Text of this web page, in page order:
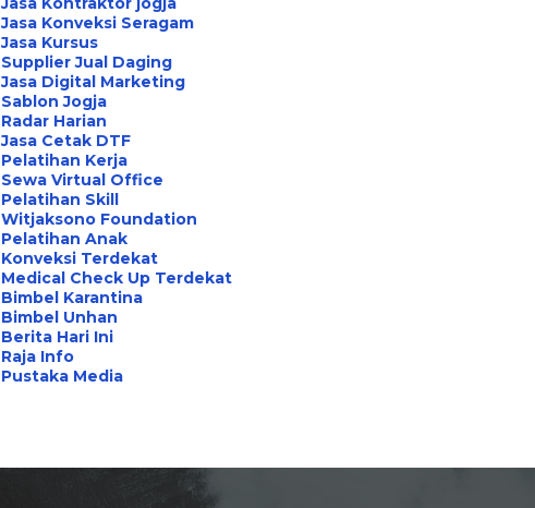
Jasa Konveksi Seragam
Jasa Kursus
Supplier Jual Daging
Jasa Digital Marketing
Sablon Jogja
Radar Harian
Jasa Cetak DTF
Pelatihan Kerja
Sewa Virtual Office
Pelatihan Skill
Witjaksono Foundation
Pelatihan Anak
Konveksi Terdekat
Medical Check Up Terdekat
Bimbel Karantina
Bimbel Unhan
Berita Hari Ini
Raja Info
Pustaka Media